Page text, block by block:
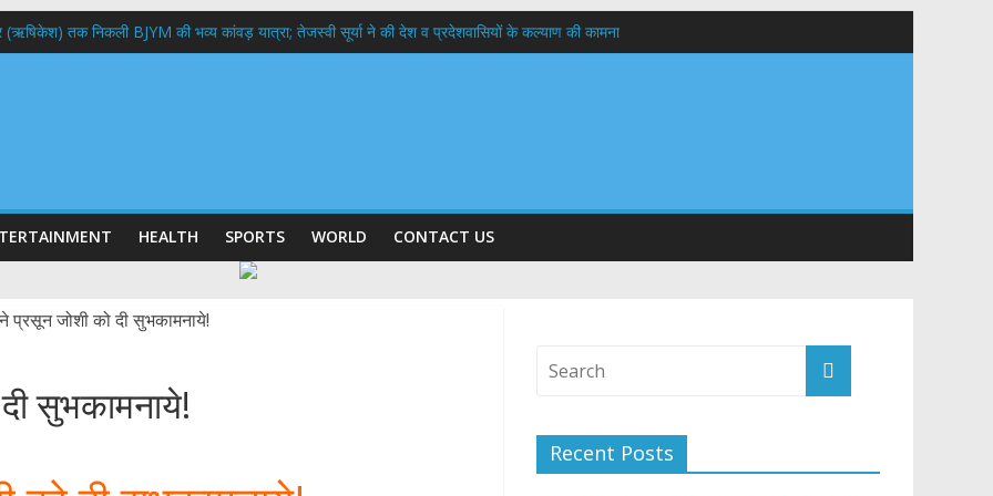
(ऋषिकेश) तक निकली BJYM की भव्य कांवड़ यात्रा; तेजस्वी सूर्या ने की देश व प्रदेशवासियों के कल्याण की कामना
PWD के EE, AE और JE निलंबित, सीएम धामी के निर्देश पर सख्त कार्रवाई
HEALTH SPORTS WORLD CONTACT US
सुभकामनाये!
Recent Posts